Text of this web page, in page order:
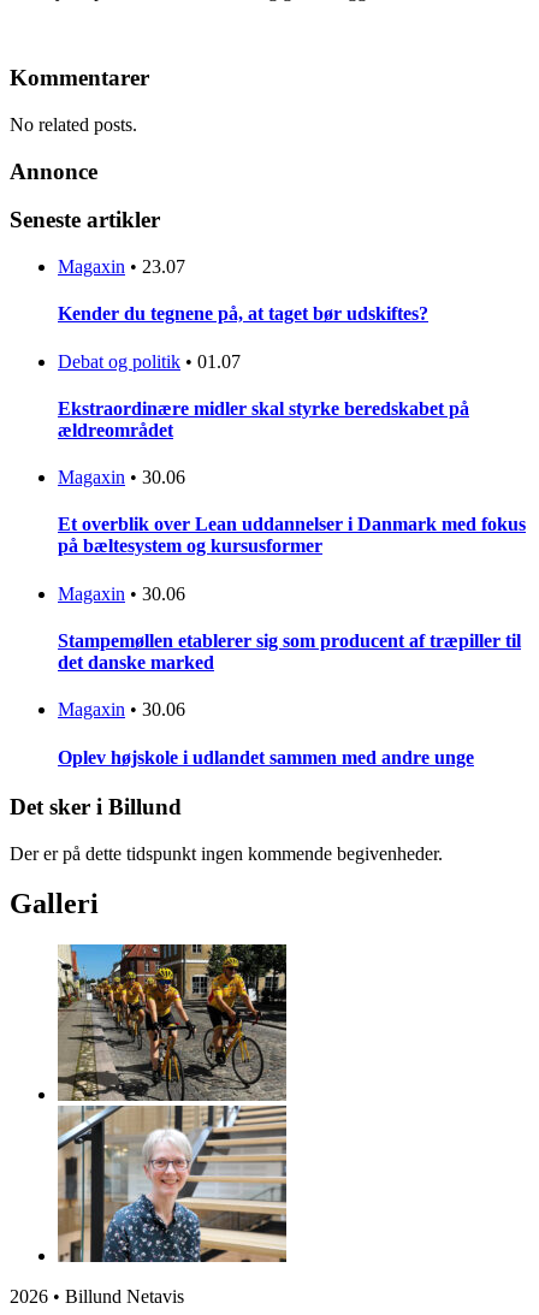
Kommentarer
No related posts.
Annonce
Seneste artikler
Magaxin • 23.07
Kender du tegnene på, at taget bør udskiftes?
Debat og politik • 01.07
Ekstraordinære midler skal styrke beredskabet på
ældreområdet
Magaxin • 30.06
Et overblik over Lean uddannelser i Danmark med fokus
på bæltesystem og kursusformer
Magaxin • 30.06
Stampemøllen etablerer sig som producent af træpiller til
det danske marked
Magaxin • 30.06
Oplev højskole i udlandet sammen med andre unge
Det sker i Billund
Der er på dette tidspunkt ingen kommende begivenheder.
Galleri
2026 • Billund Netavis